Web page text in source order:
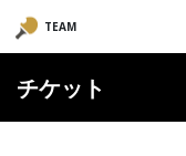
TEAM
チケット